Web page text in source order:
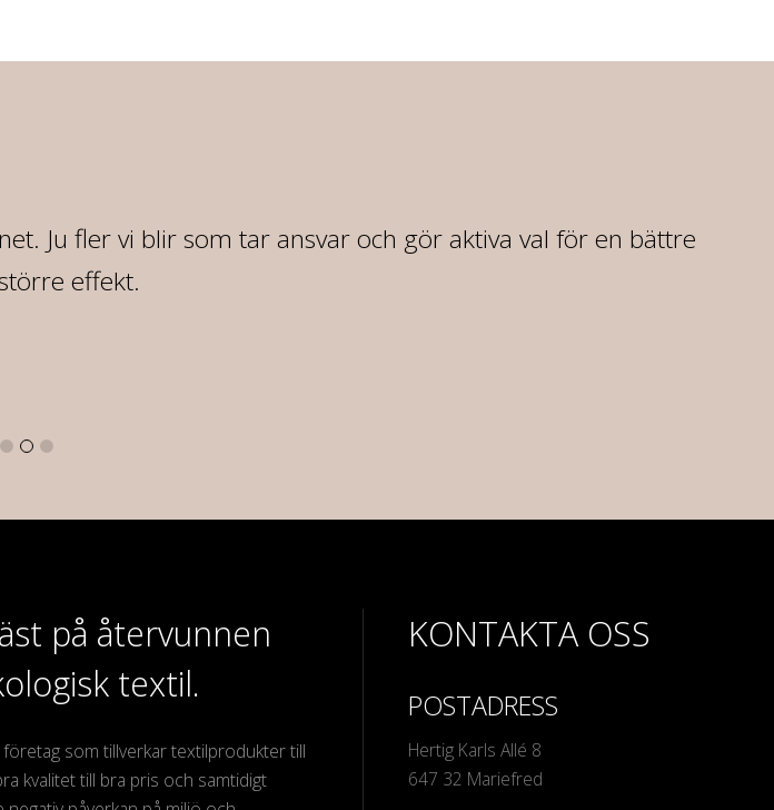
Ju fler vi blir som tar ansvar och gör aktiva val för en bättre
effekt.
på återvunnen
textil.
företag som tillverkar textilprodukter till
kvalitet till bra pris och samtidigt
KONTAKTA OSS
POSTADRESS
Hertig Karls Allé 8
647 32 Mariefred